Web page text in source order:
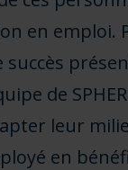
en emploi.
de
leur
en